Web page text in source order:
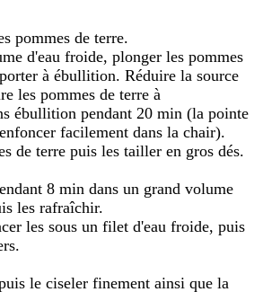
pommes de terre.
d'eau froide, plonger les pommes
à ébullition. Réduire la source
les pommes de terre à
ébullition pendant 20 min (la pointe
facilement dans la chair).
de terre puis les tailler en gros dés.
8 min dans un grand volume
les rafraîchir.
les sous un filet d'eau froide, puis
le ciseler finement ainsi que la